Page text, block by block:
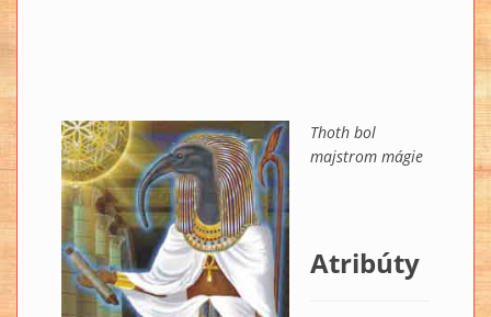
Thoth bol
majstrom mágie
Atribúty